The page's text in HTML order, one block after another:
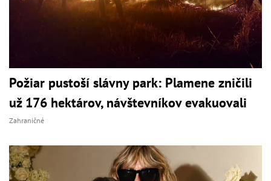
Požiar pustoší slávny park: Plamene zničili
už 176 hektárov, návštevníkov evakuovali
Zahraničné